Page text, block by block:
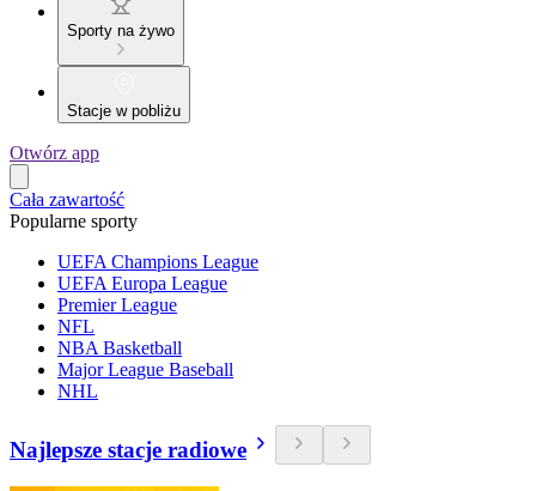
Sporty na żywo
Stacje w pobliżu
Otwórz app
Cała zawartość
Popularne sporty
UEFA Champions League
UEFA Europa League
Premier League
NFL
NBA Basketball
Major League Baseball
NHL
Najlepsze stacje radiowe